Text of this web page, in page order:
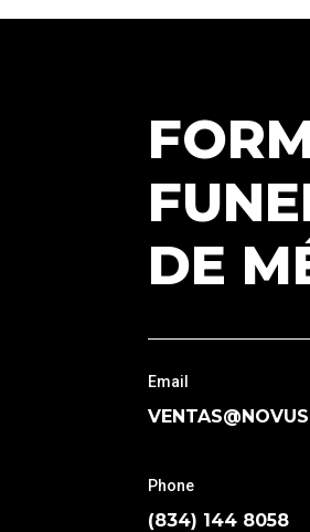
DE
Email
Phone
(834) 144 8058